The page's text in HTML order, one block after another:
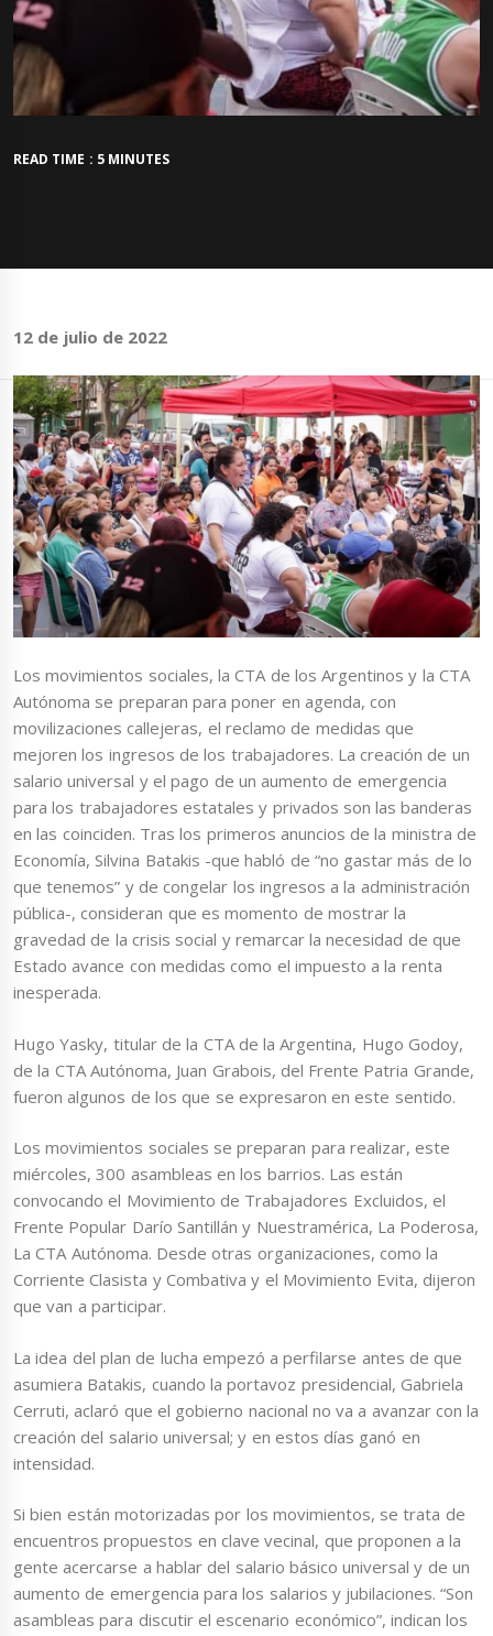
READ TIME : 5 MINUTES
12 de julio de 2022
Los movimientos sociales, la CTA de los Argentinos y la CTA
Autónoma se preparan para poner en agenda, con
movilizaciones callejeras, el reclamo de medidas que
mejoren los ingresos de los trabajadores. La creación de un
salario universal y el pago de un aumento de emergencia
para los trabajadores estatales y privados son las banderas
en las coinciden. Tras los primeros anuncios de la ministra de
Economía, Silvina Batakis -que habló de “no gastar más de lo
que tenemos” y de congelar los ingresos a la administración
pública-, consideran que es momento de mostrar la
gravedad de la crisis social y remarcar la necesidad de que
Estado avance con medidas como el impuesto a la renta
inesperada.
Hugo Yasky, titular de la CTA de la Argentina, Hugo Godoy,
de la CTA Autónoma, Juan Grabois, del Frente Patria Grande,
fueron algunos de los que se expresaron en este sentido.
Los movimientos sociales se preparan para realizar, este
miércoles, 300 asambleas en los barrios. Las están
convocando el Movimiento de Trabajadores Excluidos, el
Frente Popular Darío Santillán y Nuestramérica, La Poderosa,
La CTA Autónoma. Desde otras organizaciones, como la
Corriente Clasista y Combativa y el Movimiento Evita, dijeron
que van a participar.
La idea del plan de lucha empezó a perfilarse antes de que
asumiera Batakis, cuando la portavoz presidencial, Gabriela
Cerruti, aclaró que el gobierno nacional no va a avanzar con la
creación del salario universal; y en estos días ganó en
intensidad.
Si bien están motorizadas por los movimientos, se trata de
encuentros propuestos en clave vecinal, que proponen a la
gente acercarse a hablar del salario básico universal y de un
aumento de emergencia para los salarios y jubilaciones. “Son
asambleas para discutir el escenario económico”, indican los